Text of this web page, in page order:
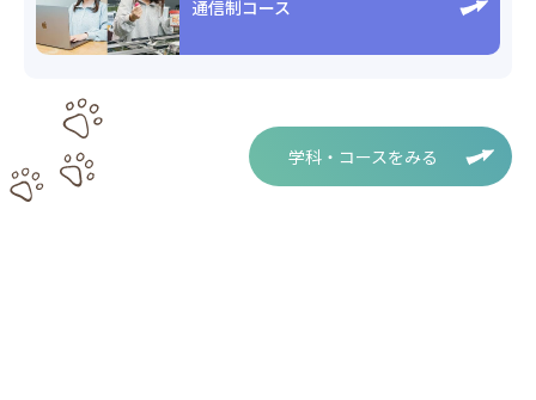
通信制コース
学科・コースをみる